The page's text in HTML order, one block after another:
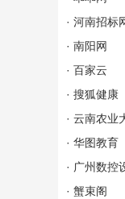
· 河南招标
· 南阳网
· 百家云
· 搜狐健康
· 云南农业
· 华图教育
· 广州数控
· 蟹束阁